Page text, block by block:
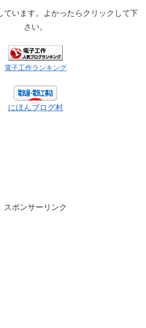
ています。よかったらクリックして下
さい。
電子工作ランキング
にほんブログ村
スポンサーリンク